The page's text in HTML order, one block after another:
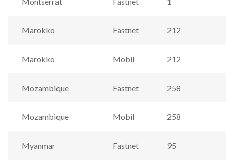
Marokko Fastnet 212
Marokko Mobil 212
Mozambique Fastnet 258
Mozambique Mobil 258
Myanmar Fastnet 95